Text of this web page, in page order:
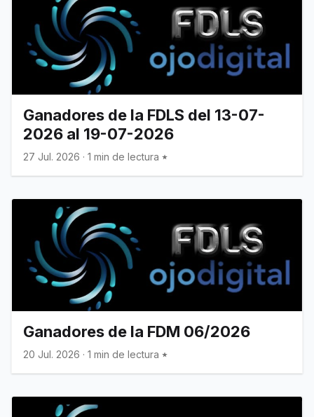
Ganadores de la FDLS del 13-07-
2026 al 19-07-2026
27 Jul. 2026 · 1 min de lectura
Ganadores de la FDM 06/2026
20 Jul. 2026 · 1 min de lectura